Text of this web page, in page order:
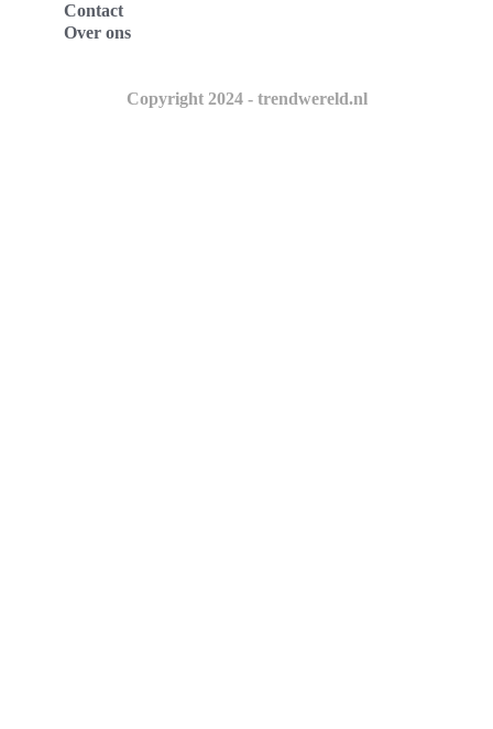
Contact
Over ons
Copyright 2024 - trendwereld.nl